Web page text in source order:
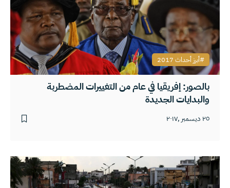
بالصور: إفريقيا في عام من التغييرات المضطربة
والبدايات الجديدة
٢٥ ديسمبر ,٢٠١٧
أبرز أحداث 2017